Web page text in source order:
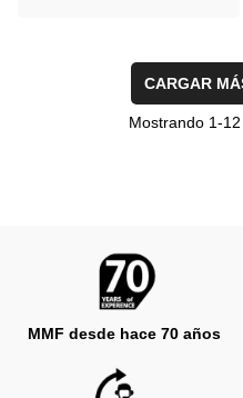
CARGAR
Mostrando 1-
MMF desde hace 70 años